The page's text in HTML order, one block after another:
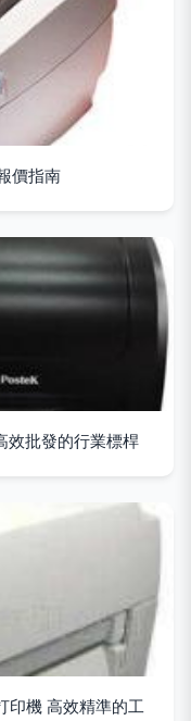
價指南
效批發的行業標桿
印機 高效精準的工